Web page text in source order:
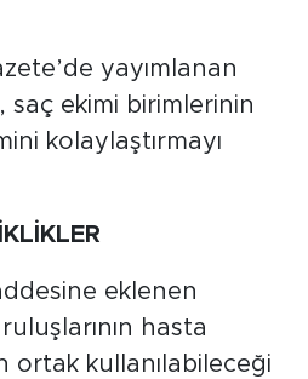
yayımlanan
ekimi birimlerinin
kolaylaştırmayı
eklenen
hasta
ortak kullanılabileceği